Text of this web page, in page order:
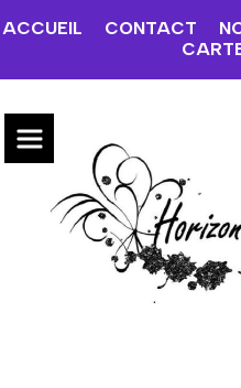
ACCUEIL CONTACT